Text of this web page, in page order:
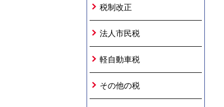
税制改正
法人市民税
軽自動車税
その他の税